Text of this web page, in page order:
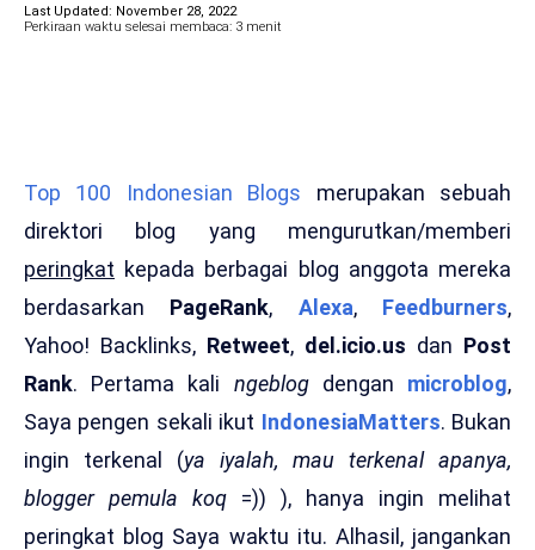
Last Updated: November 28, 2022
Perkiraan waktu selesai membaca: 3 menit
Top 100 Indonesian Blogs merupakan sebuah
direktori blog yang mengurutkan/memberi
peringkat kepada berbagai blog anggota mereka
berdasarkan PageRank, Alexa, Feedburners,
Yahoo! Backlinks, Retweet, del.icio.us dan Post
Rank. Pertama kali ngeblogdengan microblog,
Saya pengen sekali ikut IndonesiaMatters. Bukan
ingin terkenal (ya iyalah, mau terkenal apanya,
blogger pemula koq =)) ), hanya ingin melihat
peringkat blog Saya waktu itu. Alhasil, jangankan